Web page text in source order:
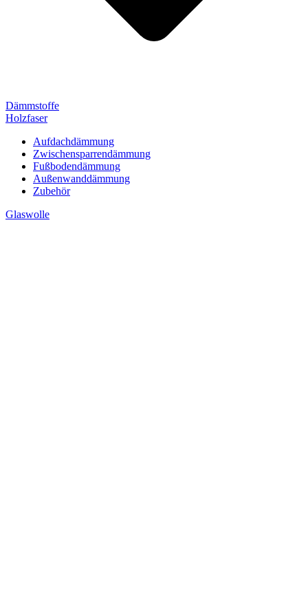
Dämmstoffe
Holzfaser
Aufdachdämmung
Zwischensparrendämmung
Fußbodendämmung
Außenwanddämmung
Zubehör
Glaswolle